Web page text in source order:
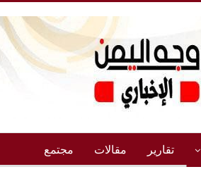
تقارير مقالات مجتمع